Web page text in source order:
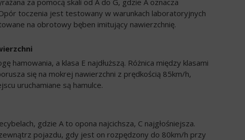
za pomocą skali od A do G, gdzie A oznacza
toczenia jest testowany w warunkach laboratoryjnych
na obrotowy bęben imitujący nawierzchnię.
hamowania, a klasa E najdłuższą. Różnica między klasami
się na mokrej nawierzchni z prędkością 85km/h,
uruchamiane są hamulce.
gdzie A to opona najcichsza, C najgłośniejsza.
pojazdu, gdy jest on rozpędzony do 80km/h przy